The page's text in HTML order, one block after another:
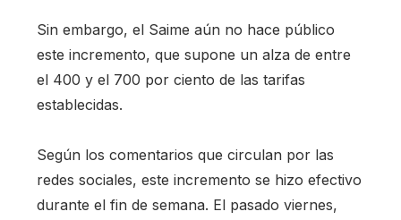
Sin embargo, el Saime aún no hace público
este incremento, que supone un alza de entre
el 400 y el 700 por ciento de las tarifas
establecidas.
Según los comentarios que circulan por las
redes sociales, este incremento se hizo efectivo
durante el fin de semana. El pasado viernes,